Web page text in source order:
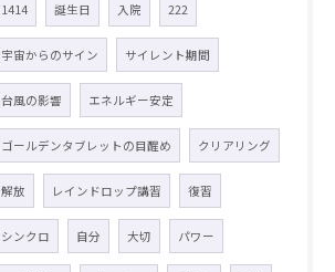
1414 誕生日 入院 222
宇宙からのサイン サイレント期間
台風の影響 エネルギー安定
ゴールデンタブレットの目醒め クリアリング
解放 レインドロップ講習 復習
シンクロ 自分 大切 パワー